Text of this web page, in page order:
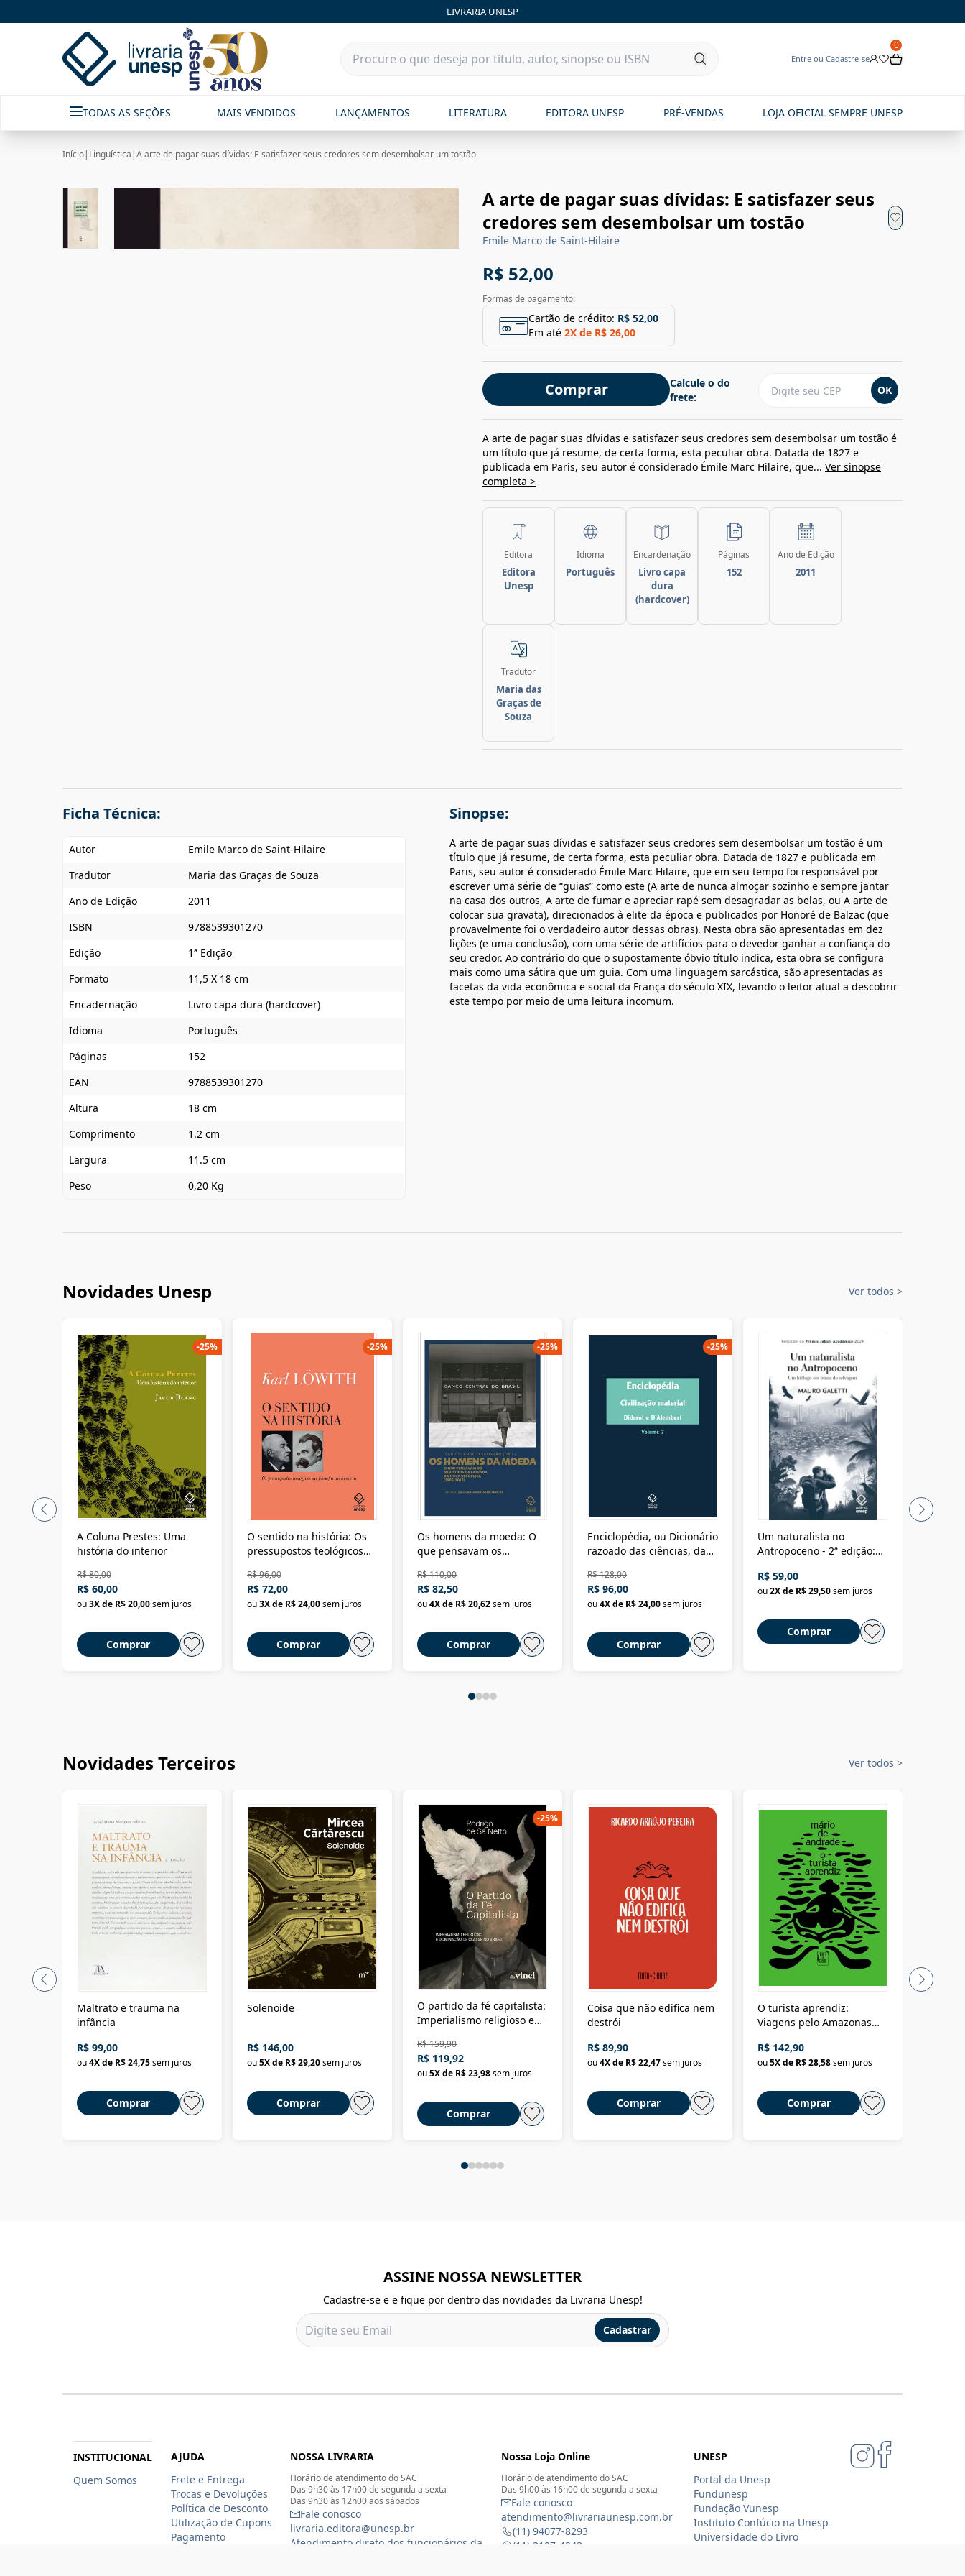
LIVRARIA UNESP
Entre ou Cadastre-se
0
TODAS AS SEÇÕES MAIS VENDIDOS LANÇAMENTOS LITERATURA EDITORA UNESP PRÉ-VENDAS LOJA OFICIAL SEMPRE UNESP
Início| Linguística |A arte de pagar suas dívidas: E satisfazer seus credores sem desembolsar um tostão
A arte de pagar suas dívidas: E satisfazer seus
credores sem desembolsar um tostão
Emile Marco de Saint-Hilaire
R$ 52,00
Formas de pagamento:
Cartão de crédito: R$ 52,00
Em até 2X de R$ 26,00
Comprar
Calcule o do
frete:
OK
A arte de pagar suas dívidas e satisfazer seus credores sem desembolsar um tostão é
um título que já resume, de certa forma, esta peculiar obra. Datada de 1827 e
publicada em Paris, seu autor é considerado Émile Marc Hilaire, que... Ver sinopse
completa >
Editora
Editora
Unesp
Idioma
Português
Encardenação
Livro capa
dura
(hardcover)
Páginas
152
Ano de Edição
2011
Tradutor
Maria das
Graças de
Souza
Ficha Técnica:
Autor
Emile Marco de Saint-Hilaire
Tradutor
Maria das Graças de Souza
Ano de Edição
2011
ISBN
9788539301270
Edição
1ª Edição
Formato
11,5 X 18 cm
Encadernação
Livro capa dura (hardcover)
Idioma
Português
Páginas
152
EAN
9788539301270
Altura
18 cm
Comprimento
1.2 cm
Largura
11.5 cm
Peso
0,20 Kg
Sinopse:
A arte de pagar suas dívidas e satisfazer seus credores sem desembolsar um tostão é um
título que já resume, de certa forma, esta peculiar obra. Datada de 1827 e publicada em
Paris, seu autor é considerado Émile Marc Hilaire, que em seu tempo foi responsável por
escrever uma série de “guias” como este (A arte de nunca almoçar sozinho e sempre jantar
na casa dos outros, A arte de fumar e apreciar rapé sem desagradar as belas, ou A arte de
colocar sua gravata), direcionados à elite da época e publicados por Honoré de Balzac (que
provavelmente foi o verdadeiro autor dessas obras). Nesta obra são apresentadas em dez
lições (e uma conclusão), com uma série de artifícios para o devedor ganhar a confiança do
seu credor. Ao contrário do que o supostamente óbvio título indica, esta obra se configura
mais como uma sátira que um guia. Com uma linguagem sarcástica, são apresentadas as
facetas da vida econômica e social da França do século XIX, levando o leitor atual a descobrir
este tempo por meio de uma leitura incomum.
Novidades Unesp Ver todos >
A Coluna Prestes: Uma
história do interior
R$ 80,00
R$ 60,00
ou3X de R$ 20,00sem juros
Comprar
-25%
O sentido na história: Os
pressupostos teológicos
R$ 96,00
R$ 72,00
ou3X de R$ 24,00sem juros
Comprar
-25%
Os homens da moeda: O
que pensavam os
Nova República (1985-
2018)
R$ 110,00
R$ 82,50
ou4X de R$ 20,62sem juros
Comprar
-25%
Enciclopédia, ou Dicionário
razoado das ciências, das
Civilização material
R$ 128,00
R$ 96,00
ou4X de R$ 24,00sem juros
Comprar
-25%
Um naturalista no
Antropoceno - 2ª edição:
selvagem
R$ 59,00
ou2X de R$ 29,50sem juros
Comprar
Novidades Terceiros Ver todos >
Maltrato e trauma na
infância
R$ 99,00
ou4X de R$ 24,75sem juros
Comprar
Solenoide
R$ 146,00
ou5X de R$ 29,20sem juros
Comprar
O partido da fé capitalista:
Imperialismo religioso e
Brasil
R$ 159,90
R$ 119,92
ou5X de R$ 23,98sem juros
Comprar
-25%
Coisa que não edifica nem
destrói
R$ 89,90
ou4X de R$ 22,47sem juros
Comprar
O turista aprendiz:
Viagens pelo Amazonas
até a Bolívia e por Marajó
até dizer chega
R$ 142,90
ou5X de R$ 28,58sem juros
Comprar
ASSINE NOSSA NEWSLETTER
Cadastre-se e e fique por dentro das novidades da Livraria Unesp!
Cadastrar
INSTITUCIONAL
Quem Somos
AJUDA
Frete e Entrega
Trocas e Devoluções
Política de Desconto
Utilização de Cupons
Pagamento
NOSSA LIVRARIA
Horário de atendimento do SAC
Das 9h30 às 17h00 de segunda a sexta
Das 9h30 às 12h00 aos sábados
Fale conosco
livraria.editora@unesp.br
Atendimento direto dos funcionários da
Nossa Loja Online
Horário de atendimento do SAC
Das 9h00 às 16h00 de segunda a sexta
Fale conosco
atendimento@livrariaunesp.com.br
(11) 94077-8293
(11) 3107-4343
UNESP
Portal da Unesp
Fundunesp
Fundação Vunesp
Instituto Confúcio na Unesp
Universidade do Livro